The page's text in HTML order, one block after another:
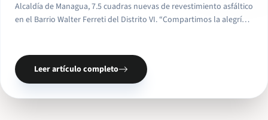
Alcaldía de Managua, 7.5 cuadras nuevas de revestimiento asfáltico
en el Barrio Walter Ferreti del Distrito VI. “Compartimos la alegría
Leer artículo completo